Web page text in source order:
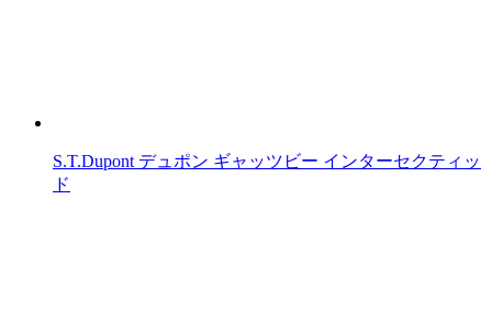
S.T.Dupont デュポン ギャッツビー インターセクティッ
ド